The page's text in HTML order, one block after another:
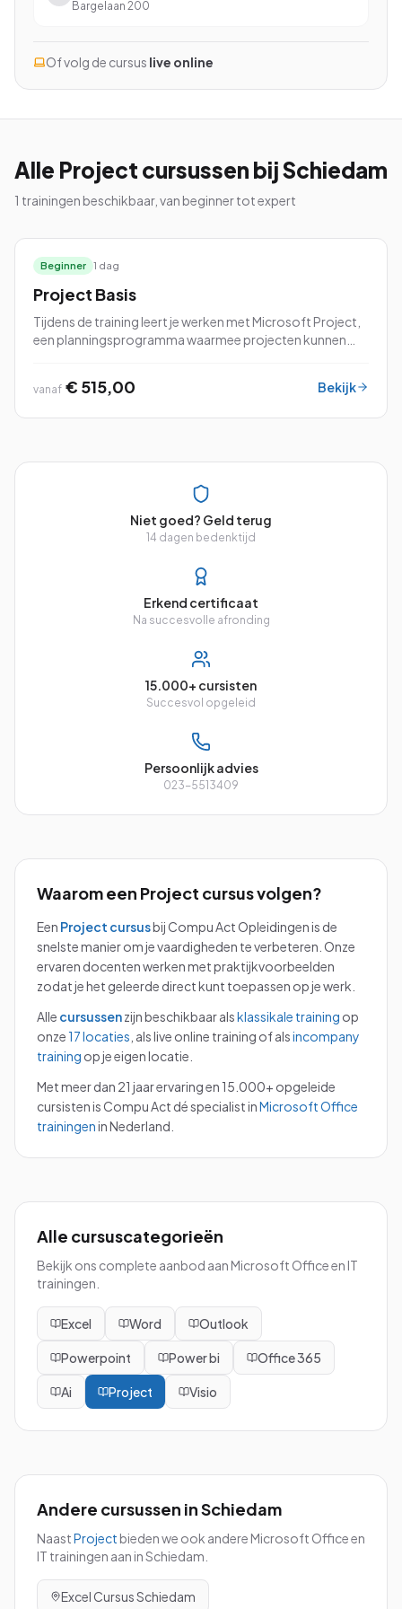
Bekijk alle cursussen
Gratis studiegids downloaden
4.8/5 15.000+ deelnemers
Bargelaan 200
Of volg de cursus live online
Alle Project cursussen bij Schiedam
1 trainingen beschikbaar, van beginner tot expert
Beginner 1 dag
Project Basis
Tijdens de training leert je werken met Microsoft Project,
een planningsprogramma waarmee projecten kunnen
vanaf € 515,00 Bekijk
Niet goed? Geld terug
14 dagen bedenktijd
Erkend certificaat
Na succesvolle afronding
15.000+ cursisten
Succesvol opgeleid
Persoonlijk advies
023-5513409
Waarom een Project cursus volgen?
Een Project cursusbij Compu Act Opleidingen is de
snelste manier om je vaardigheden te verbeteren. Onze
ervaren docenten werken met praktijkvoorbeelden
zodat je het geleerde direct kunt toepassen op je werk.
Alle cursussenzijn beschikbaar alsklassikale training op
onze17 locaties , als live online training of alsincompany
training op je eigen locatie.
Met meer dan 21 jaar ervaring en 15.000+ opgeleide
cursisten is Compu Act dé specialist inMicrosoft Office
trainingenin Nederland.
Alle cursuscategorieën
Bekijk ons complete aanbod aan Microsoft Office en IT
trainingen.
Excel Word Outlook
Powerpoint Power bi Office 365
Ai Project Visio
Andere cursussen inSchiedam
NaastProject bieden we ook andere Microsoft Office en
IT trainingen aan inSchiedam
ExcelCursusSchiedam